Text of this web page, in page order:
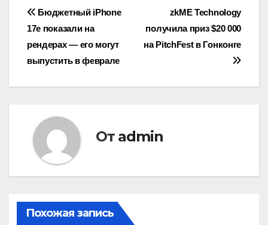
Навигация
по
записям
zkME Technology
получила приз $20 000
на PitchFest в Гонконге
Бюджетный iPhone
17e показали на
рендерах — его могут
выпустить в феврале
От admin
Похожая запись